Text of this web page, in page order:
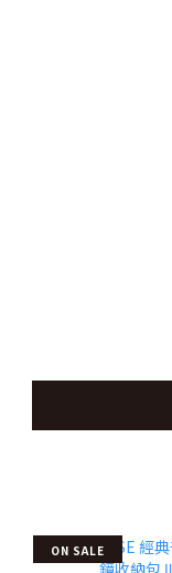
ON SALE